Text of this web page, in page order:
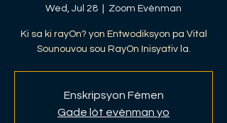
Wed, Jul 28 Zoom Evènman
Ki sa ki rayOn? yon Entwodiksyon pa Vital
Sounouvou sou RayOn Inisyativ la.
Enskripsyon Fèmen
Gade lòt evènman yo